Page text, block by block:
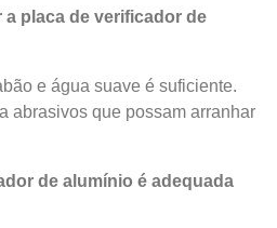
placa de verificador de
e água suave é suficiente.
abrasivos que possam arranhar
de alumínio é adequada